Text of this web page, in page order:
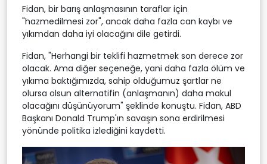
Fidan, bir barış anlaşmasının taraflar için
"hazmedilmesi zor", ancak daha fazla can kaybı ve
yıkımdan daha iyi olacağını dile getirdi.
Fidan, "Herhangi bir teklifi hazmetmek son derece zor
olacak. Ama diğer seçeneğe, yani daha fazla ölüm ve
yıkıma baktığımızda, sahip olduğumuz şartlar ne
olursa olsun alternatifin (anlaşmanın) daha makul
olacağını düşünüyorum" şeklinde konuştu. Fidan, ABD
Başkanı Donald Trump'ın savaşın sona erdirilmesi
yönünde politika izlediğini kaydetti.